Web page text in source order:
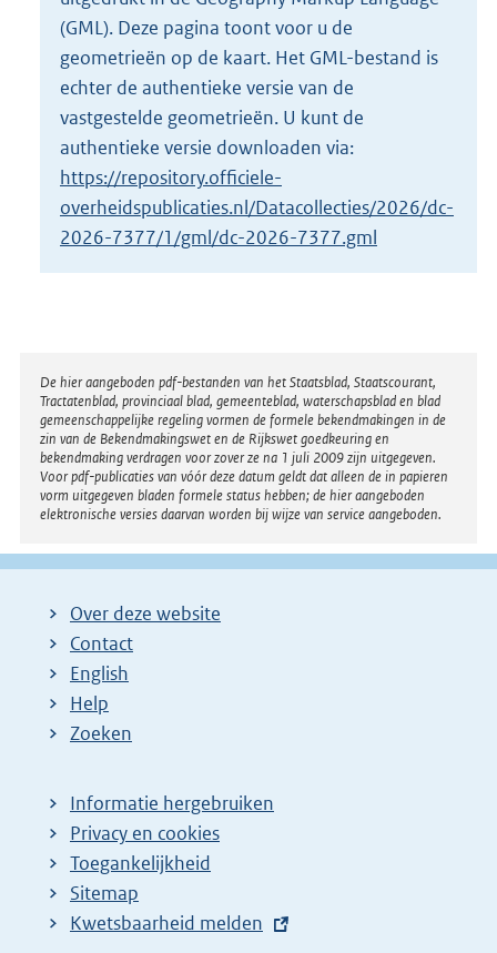
t
e
1
9
K
(GML). Deze pagina toont voor u de
geometrieën op de kaart. Het GML-bestand is
echter de authentieke versie van de
vastgestelde geometrieën. U kunt de
authentieke versie downloaden via:
https://repository.officiele-
overheidspublicaties.nl/Datacollecties/2026/dc-
2026-7377/1/gml/dc-2026-7377.gml
Disclaimer
De hier aangeboden pdf-bestanden van het Staatsblad, Staatscourant,
Tractatenblad, provinciaal blad, gemeenteblad, waterschapsblad en blad
gemeenschappelijke regeling vormen de formele bekendmakingen in de
zin van de Bekendmakingswet en de Rijkswet goedkeuring en
bekendmaking verdragen voor zover ze na 1 juli 2009 zijn uitgegeven.
Voor pdf-publicaties van vóór deze datum geldt dat alleen de in papieren
vorm uitgegeven bladen formele status hebben; de hier aangeboden
elektronische versies daarvan worden bij wijze van service aangeboden.
Over deze website
Contact
English
Help
Zoeken
Informatie hergebruiken
Privacy en cookies
Toegankelijkheid
Sitemap
E
Kwetsbaarheid melden